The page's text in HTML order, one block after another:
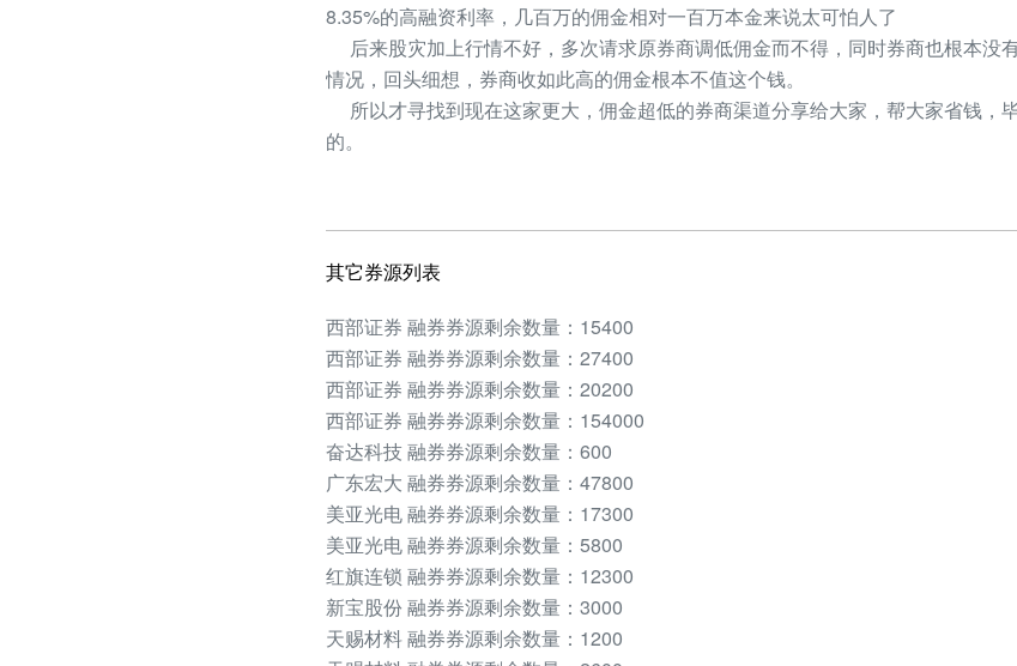
8.35%的高融资利率，几百万的佣金相对一百万本金来说太可怕人了
后来股灾加上行情不好，多次请求原券商调低佣金而不得，同时券商也根本没
情况，回头细想，券商收如此高的佣金根本不值这个钱。
所以才寻找到现在这家更大，佣金超低的券商渠道分享给大家，帮大家省钱，
的。
其它券源列表
西部证券 融券券源剩余数量：15400
西部证券 融券券源剩余数量：27400
西部证券 融券券源剩余数量：20200
西部证券 融券券源剩余数量：154000
奋达科技 融券券源剩余数量：600
广东宏大 融券券源剩余数量：47800
美亚光电 融券券源剩余数量：17300
美亚光电 融券券源剩余数量：5800
红旗连锁 融券券源剩余数量：12300
新宝股份 融券券源剩余数量：3000
天赐材料 融券券源剩余数量：1200